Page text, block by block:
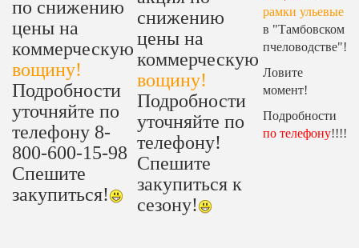
по снижению
цены на
коммерческую
вощину!
Подробности
уточняйте по
телефону 8-
800-600-15-98
Спешите
закупиться!
снижению
цены на
коммерческую
вощину!
Подробности
уточняйте по
телефону!
Спешите
закупиться к
сезону!
рамки ульевые
в "Тамбовском
пчеловодстве"!
Ловите
момент!
Подробности
по телефону!!!!